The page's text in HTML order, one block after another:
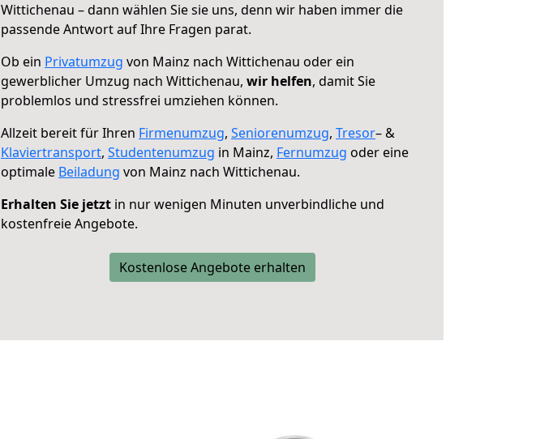
Wittichenau – dann wählen Sie sie uns, denn wir haben immer die
passende Antwort auf Ihre Fragen parat.
Ob ein Privatumzug von Mainz nach Wittichenau oder ein
gewerblicher Umzug nach Wittichenau, wir helfen, damit Sie
problemlos und stressfrei umziehen können.
Allzeit bereit für Ihren Firmenumzug, Seniorenumzug, Tresor– &
Klaviertransport, Studentenumzug in Mainz, Fernumzug oder eine
optimale Beiladung von Mainz nach Wittichenau.
Erhalten Sie jetzt in nur wenigen Minuten unverbindliche und
kostenfreie Angebote.
Kostenlose Angebote erhalten